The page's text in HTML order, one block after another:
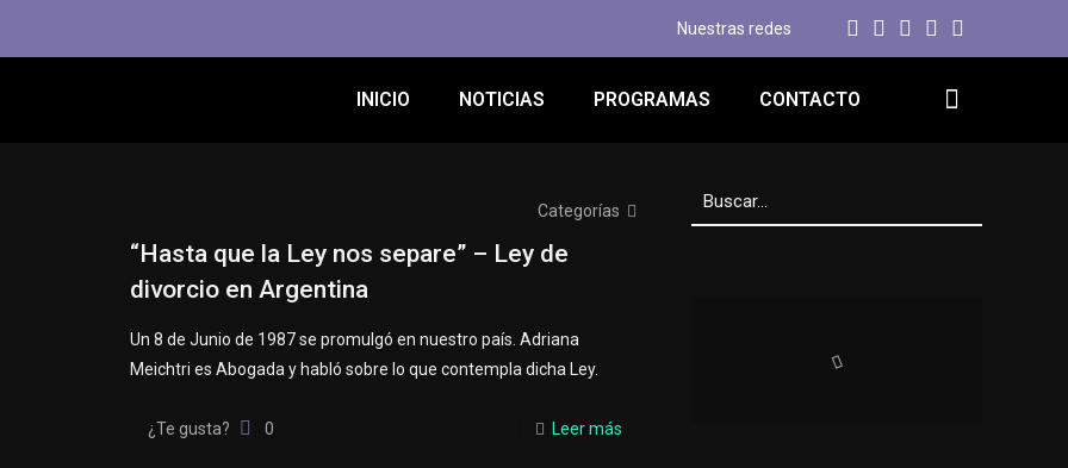
Nuestras redes
INICIO NOTICIAS PROGRAMAS CONTACTO
Categorías
“Hasta que la Ley nos separe” – Ley de
divorcio en Argentina
Un 8 de Junio de 1987 se promulgó en nuestro país. Adriana
Meichtri es Abogada y habló sobre lo que contempla dicha Ley.
¿Te gusta? 0 Leer más